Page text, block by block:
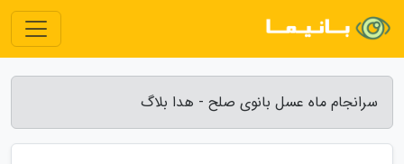
سرانجام ماه عسل بانوی صلح - هدا بلاگ